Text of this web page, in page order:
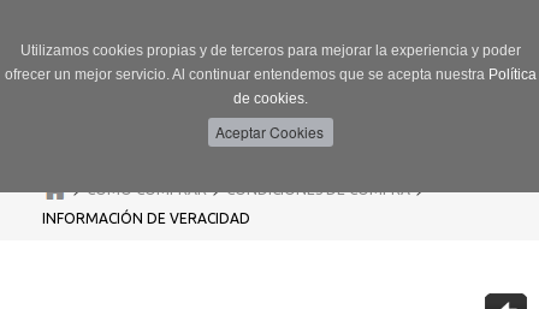
Utilizamos cookies propias y de terceros para mejorar la experiencia y poder
ofrecer un mejor servicio. Al continuar entendemos que se acepta nuestra Política
de cookies.
>CÓMO COMPRAR>CONDICIONES DE COMPRA>
INFORMACIÓN DE VERACIDAD